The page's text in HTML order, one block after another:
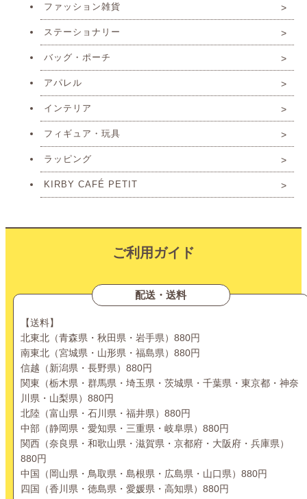
ファッション雑貨
ステーショナリー
バッグ・ポーチ
アパレル
インテリア
フィギュア・玩具
ラッピング
KIRBY CAFÉ PETIT
ご利用ガイド
配送・送料
【送料】
北東北（青森県・秋田県・岩手県）880円
南東北（宮城県・山形県・福島県）880円
信越（新潟県・長野県）880円
関東（栃木県・群馬県・埼玉県・茨城県・千葉県・東京都・神奈
川県・山梨県）880円
北陸（富山県・石川県・福井県）880円
中部（静岡県・愛知県・三重県・岐阜県）880円
関西（奈良県・和歌山県・滋賀県・京都府・大阪府・兵庫県）
880円
中国（岡山県・鳥取県・島根県・広島県・山口県）880円
四国（香川県・徳島県・愛媛県・高知県）880円